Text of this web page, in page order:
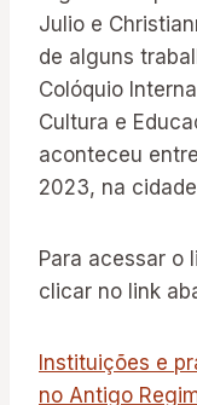
Julio e
de alguns
Colóquio
Cultura e
aconteceu
2023, na
Para acessar o
clicar no link
Instituições e
no Antigo